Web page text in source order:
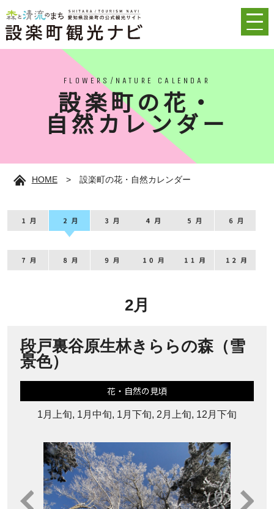
FLOWERS/NATURE CALENDAR
設楽町の花・
自然カレンダー
HOME> 設楽町の花・自然カレンダー
2月
段戸裏谷原生林きららの森（雪
景色）
花・自然の見頃
1月上旬, 1月中旬, 1月下旬, 2月上旬, 12月下旬